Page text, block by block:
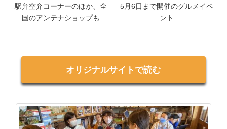
駅弁空弁コーナーのほか、全
国のアンテナショップも
5月6日まで開催のグルメイベ
ント
オリジナルサイトで読む